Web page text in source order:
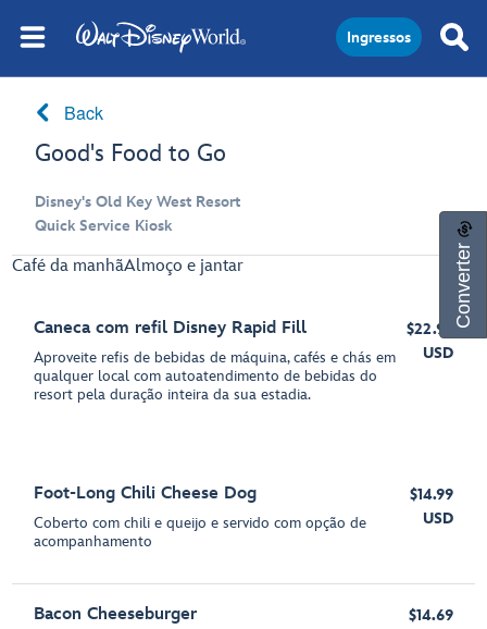
Ingressos
Back
Good's Food to Go
Disney's Old Key West Resort
Quick Service Kiosk
Café da manhãAlmoço e jantar
Caneca com refil Disney Rapid Fill
Aproveite refis de bebidas de máquina, cafés e chás em
qualquer local com autoatendimento de bebidas do
resort pela duração inteira da sua estadia.
$22.99
USD
Foot-Long Chili Cheese Dog
Coberto com chili e queijo e servido com opção de
acompanhamento
$14.99
USD
Bacon Cheeseburger
$14.69
Converter